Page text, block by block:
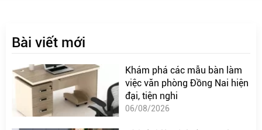
Bài viết mới
Khám phá các mẫu bàn làm
việc văn phòng Đồng Nai hiện
đại, tiện nghi
06/08/2026